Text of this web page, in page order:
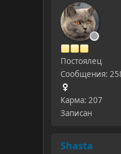
Постоялец
Сообщения:
Карма: 207
Записан
Shasta